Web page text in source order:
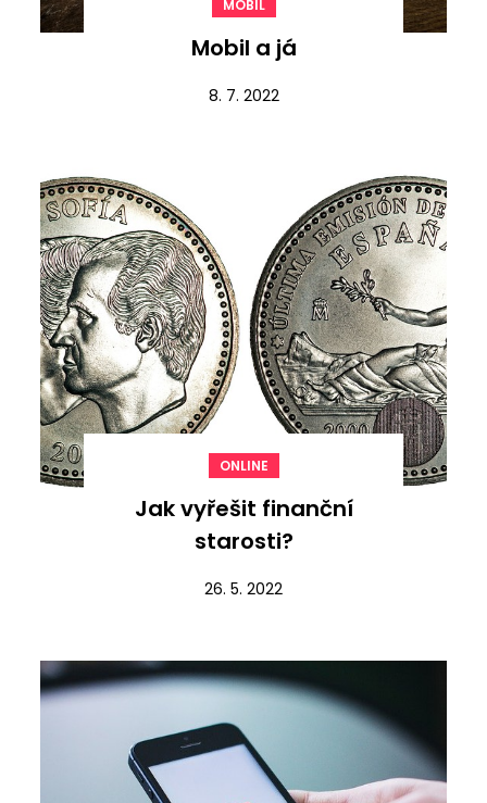
MOBIL
Mobil a já
8. 7. 2022
ONLINE
Jak vyřešit finanční
starosti?
26. 5. 2022